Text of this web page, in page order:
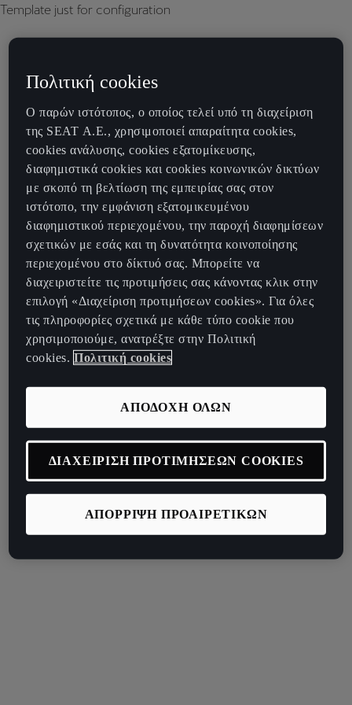
Template just for configuration
Πολιτική cookies
Ο παρών ιστότοπος, ο οποίος τελεί υπό τη διαχείριση
της SEAT Α.Ε., χρησιμοποιεί απαραίτητα cookies,
cookies ανάλυσης, cookies εξατομίκευσης,
διαφημιστικά cookies και cookies κοινωνικών δικτύων
με σκοπό τη βελτίωση της εμπειρίας σας στον
ιστότοπο, την εμφάνιση εξατομικευμένου
διαφημιστικού περιεχομένου, την παροχή διαφημίσεων
σχετικών με εσάς και τη δυνατότητα κοινοποίησης
περιεχομένου στο δίκτυό σας. Μπορείτε να
διαχειριστείτε τις προτιμήσεις σας κάνοντας κλικ στην
επιλογή «Διαχείριση προτιμήσεων cookies». Για όλες
τις πληροφορίες σχετικά με κάθε τύπο cookie που
χρησιμοποιούμε, ανατρέξτε στην Πολιτική
cookies. Πολιτική cookies
ΑΠΟΡΡΙΨΗ ΠΡΟΑΙΡΕΤΙΚΩΝ
ΑΠΟΔΟΧΗ ΟΛΩΝ
ΔΙΑΧΕΙΡΙΣΗ ΠΡΟΤΙΜΗΣΕΩΝ COOKIES